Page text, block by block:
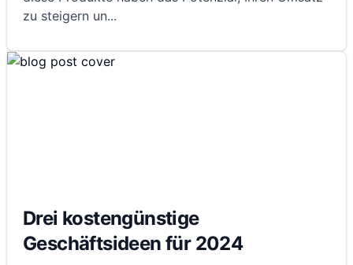
zu steigern un...
Drei kostengünstige
Geschäftsideen für 2024